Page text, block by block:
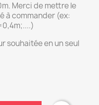
Merci de mettre le
à commander (ex:
souhaitée en un seul